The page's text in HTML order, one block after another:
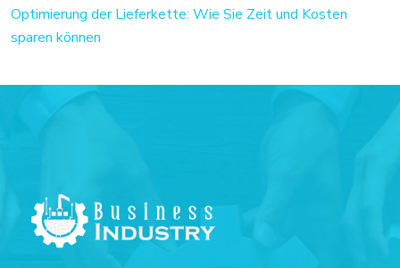
Optimierung der Lieferkette: Wie Sie Zeit und Kosten
sparen können